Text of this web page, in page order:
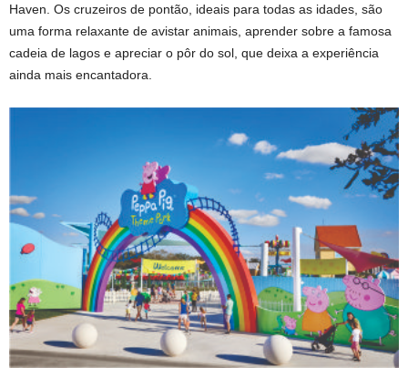
Haven. Os cruzeiros de pontão, ideais para todas as idades, são
uma forma relaxante de avistar animais, aprender sobre a famosa
cadeia de lagos e apreciar o pôr do sol, que deixa a experiência
ainda mais encantadora.